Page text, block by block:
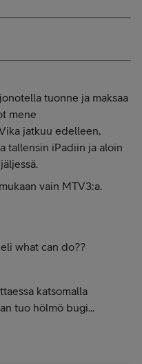
tuonne ja maksaa
mene
jatkuu edelleen,
tallensin iPadiin ja aloin
vain MTV3:a.
what can do??
katsomalla
tuo hölmö bugi...